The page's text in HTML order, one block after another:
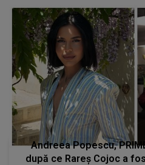
Andreea Popescu,
după ce Rareș Cojoc a